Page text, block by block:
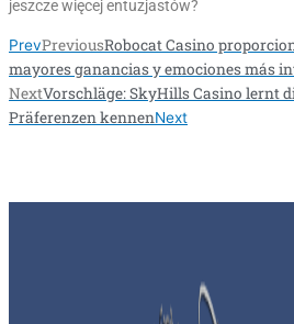
jeszcze więcej entuzjastów?
PrevPreviousRobocat Casino
mayores ganancias y emociones más
NextVorschläge: SkyHills Casino lernt
Präferenzen kennenNext